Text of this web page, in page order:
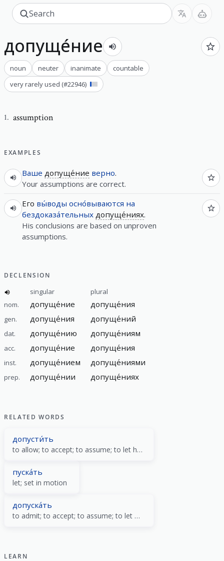
допуще́ние
noun neuter inanimate
countable
very rarely used (#22946)
1. assumption
EXAMPLES
Ваше допуще́ние верно.
Your assumptions are correct.
Его вы́воды осно́вываются на
бездоказа́тельных допуще́ниях.
His conclusions are based on unproven
assumptions.
DECLENSION
singular
plural
nom.
допуще́ние допуще́ния
gen. допуще́ния допуще́ний
dat. допуще́нию допуще́ниям
acc. допуще́ние допуще́ния
inst. допуще́нием допуще́ниями
prep. допуще́нии допуще́ниях
RELATED WORDS
допусти́ть
to allow; to accept; to assume; to let happen
пуска́ть
let; set in motion
допуска́ть
to admit; to accept; to assume; to let happen
LEARN